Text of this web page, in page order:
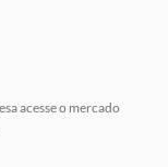
acesse o mercado